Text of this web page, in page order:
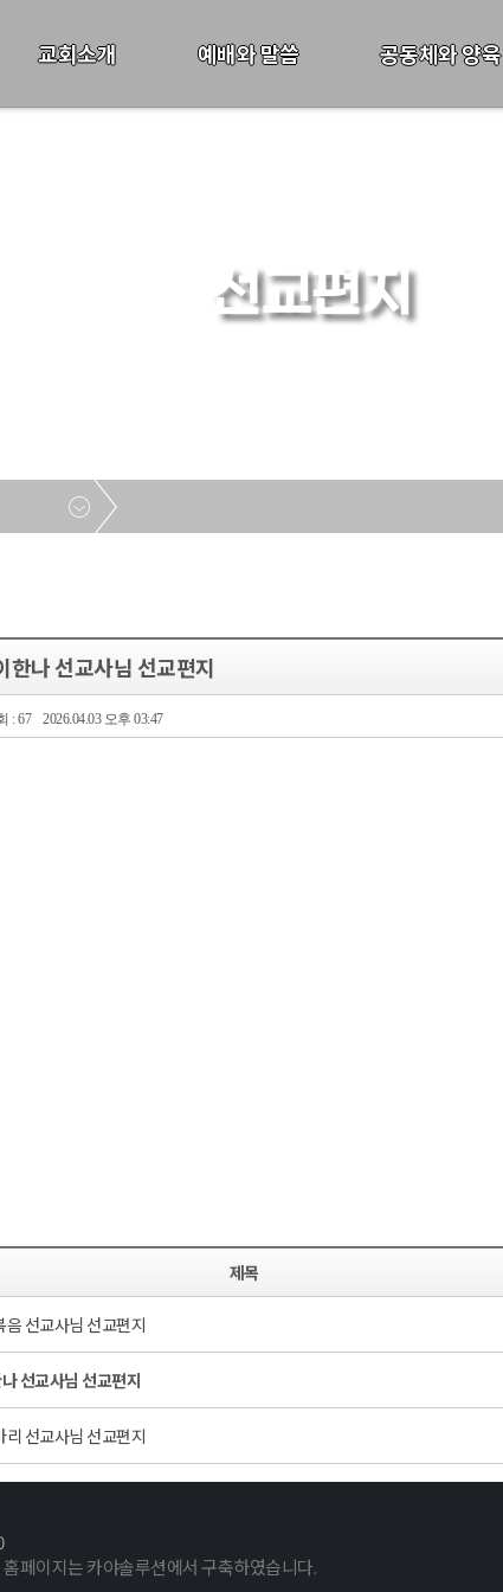
교회소개 예배와 말씀 공동체와 양육
선교편지
한나 선교사님 선교편지
: 67 2026.04.03 오후 03:47
제목
음 선교사님 선교편지
선교사님 선교편지
리 선교사님 선교편지
홈페이지는 카야솔루션에서 구축하였습니다.